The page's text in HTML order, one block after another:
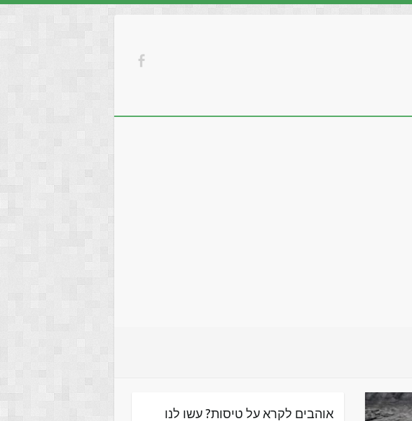
אוהבים לקרא על טיסות? עשו לנו